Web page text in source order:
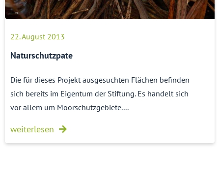
22. August 2013
Naturschutzpate
Die für dieses Projekt ausgesuchten Flächen befinden
sich bereits im Eigentum der Stiftung. Es handelt sich
vor allem um Moorschutzgebiete....
weiterlesen